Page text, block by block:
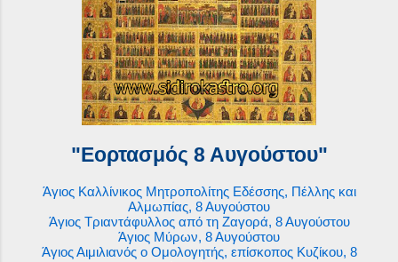
"Εορτασμός 8 Αυγούστου"
Άγιος Καλλίνικος Μητροπολίτης Εδέσσης, Πέλλης και
Αλμωπίας, 8 Αυγούστου
Άγιος Τριαντάφυλλος από τη Ζαγορά, 8 Αυγούστου
Άγιος Μύρων, 8 Αυγούστου
Άγιος Αιμιλιανός ο Ομολογητής, επίσκοπος Κυζίκου, 8